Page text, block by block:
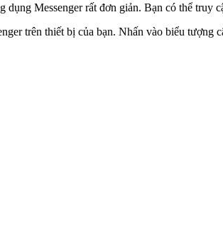
Messenger rất đơn giản. Bạn có thể truy
trên thiết bị của bạn. Nhấn vào biểu tượng